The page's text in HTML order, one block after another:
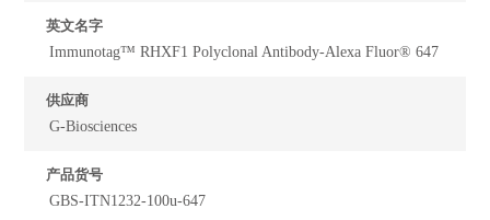
英文名字
Immunotag™ RHXF1 Polyclonal Antibody-Alexa Fluor® 647
供应商
G-Biosciences
产品货号
GBS-ITN1232-100u-647